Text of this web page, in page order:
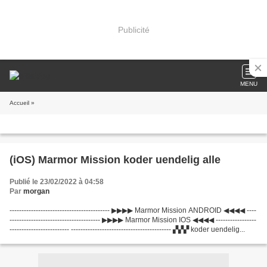
Publicité
MENU
Accueil »
(iOS) Marmor Mission koder uendelig alle
Publié le 23/02/2022 à 04:58
Par morgan
------------------------------------------ ▶▶▶▶ Marmor Mission ANDROID ◀◀◀◀ ----
-------------------------------------- ▶▶▶▶ Marmor Mission IOS ◀◀◀◀ -----------------
------------------------- ------------------------------------------ ▞▞▞ koder uendelig...